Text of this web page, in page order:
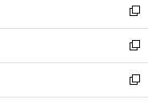
く
で
開
く
ド
ウ
で
開
く
ィ
ン
ド
ウ
で
開
い
ウ
ィ
ン
ド
ウ
新
し
い
ウ
ィ
ン
新
し
い
ウ
新
し